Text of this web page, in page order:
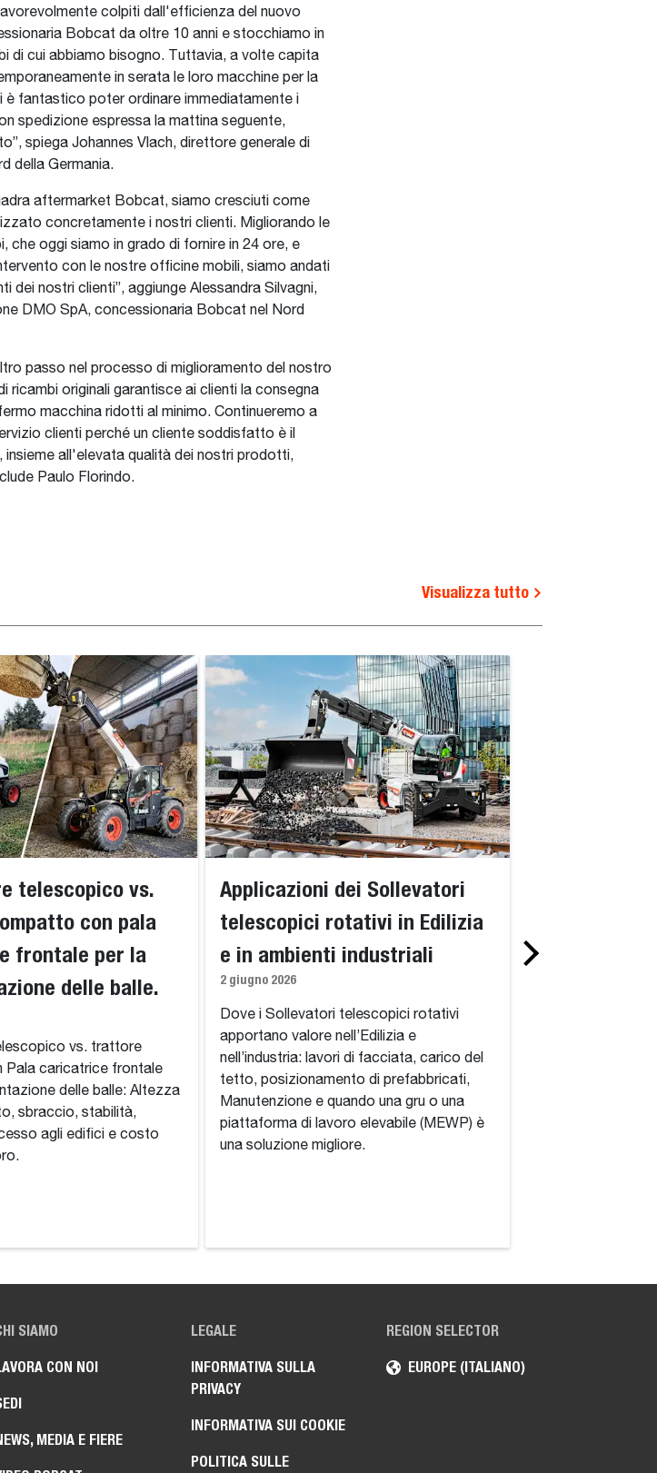
colpiti dall'efficienza del nuovo
Bobcat da oltre 10 anni e stocchiamo in
di cui abbiamo bisogno. Tuttavia, a volte capita
in serata le loro macchine per la
è fantastico poter ordinare immediatamente i
spedizione espressa la mattina seguente,
spiega Johannes Vlach, direttore generale di
della Germania.
aftermarket Bobcat, siamo cresciuti come
concretamente i nostri clienti. Migliorando le
che oggi siamo in grado di fornire in 24 ore, e
con le nostre officine mobili, siamo andati
dei nostri clienti”, aggiunge Alessandra Silvagni,
DMO SpA, concessionaria Bobcat nel Nord
passo nel processo di miglioramento del nostro
ricambi originali garantisce ai clienti la consegna
macchina ridotti al minimo. Continueremo a
clienti perché un cliente soddisfatto è il
all'elevata qualità dei nostri prodotti,
Paulo Florindo.
Visualizza tutto
telescopico vs.
con pala
frontale per la
delle balle.
vs. trattore
caricatrice frontale
delle balle: Altezza
sbraccio, stabilità,
agli edifici e costo
Applicazioni dei Sollevatori
telescopici rotativi in Edilizia
e in ambienti industriali
2 giugno 2026
Dove i Sollevatori telescopici rotativi
apportano valore nell’Edilizia e
nell’industria: lavori di facciata, carico del
tetto, posizionamento di prefabbricati,
Manutenzione e quando una gru o una
piattaforma di lavoro elevabile (MEWP) è
una soluzione migliore.
spiegazione
REGION SELECTOR
EUROPE (ITALIANO)
SIAMO
CON NOI
MEDIA E FIERE
LEGALE
INFORMATIVA SULLA
PRIVACY
INFORMATIVA SUI COOKIE
POLITICA SULLE